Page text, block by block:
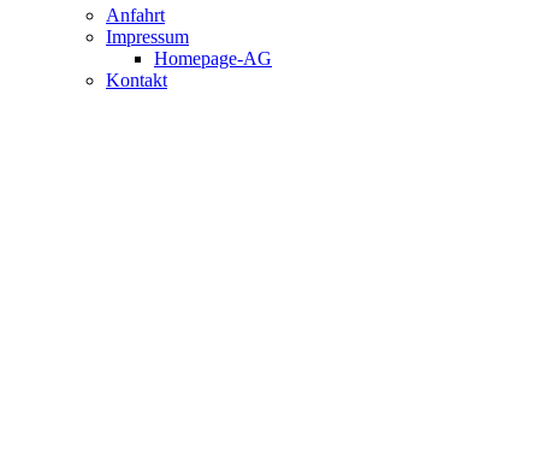
Anfahrt
Impressum
Homepage-AG
Kontakt